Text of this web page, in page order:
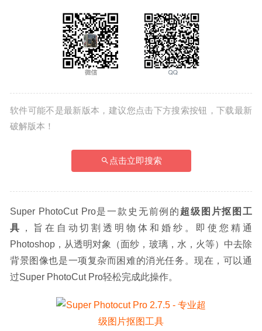
软件可能不是最新版本，建议您点击下方搜索按钮，下载最新
破解版本！
点击立即搜索
Super PhotoCut Pro是一款史无前例的 超级图片抠图工
具
，旨在自动切割透明物体和婚纱。即使您精通
Photoshop，从透明对象（面纱，玻璃，水，火等）中去除
背景图像也是一项复杂而困难的消光任务。现在，可以通
过Super PhotoCut Pro轻松完成此操作。